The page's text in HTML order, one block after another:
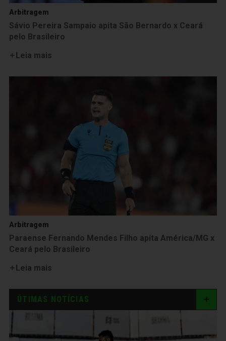
Arbitragem
Sávio Pereira Sampaio apita São Bernardo x Ceará
pelo Brasileiro
Leia mais
Arbitragem
Paraense Fernando Mendes Filho apita América/MG x
Ceará pelo Brasileiro
Leia mais
ÚTIMAS NOTÍCIAS